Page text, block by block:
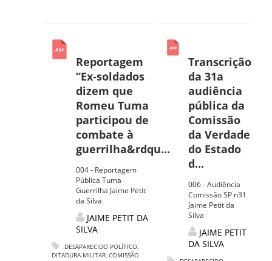
Reportagem
“Ex-soldados
dizem que
Romeu Tuma
participou de
combate à
guerrilha&rdqu...
004 - Reportagem
Pública Tuma
Guerrilha Jaime Petit
da Silva
JAIME PETIT DA
SILVA
DESAPARECIDO POLÍTICO,
DITADURA MILITAR, COMISSÃO
Transcrição
da 31a
audiência
pública da
Comissão
da Verdade
do Estado
d...
006 - Audiência
Comissão SP n31
Jaime Petit da
Silva
JAIME PETIT
DA SILVA